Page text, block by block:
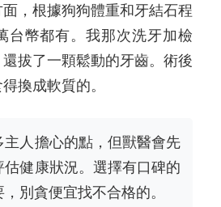
，根據狗狗體重和牙結石程
台幣都有。我那次洗牙加檢
拔了一顆鬆動的牙齒。術後
換成軟質的。
主人擔心的點，但獸醫會先
健康狀況。選擇有口碑的
別貪便宜找不合格的。